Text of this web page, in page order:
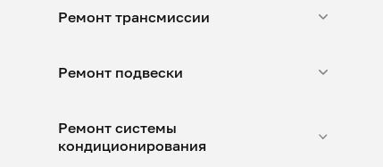
Ремонт трансмиссии
Ремонт подвески
Ремонт системы
кондиционирования